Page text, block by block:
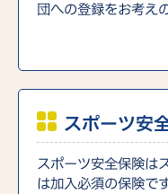
団への登録をお考え
スポーツ安
スポーツ安全保険は
は加入必須の保険で